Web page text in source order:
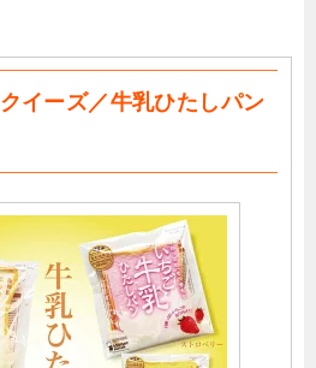
イーズ／牛乳ひたしパン